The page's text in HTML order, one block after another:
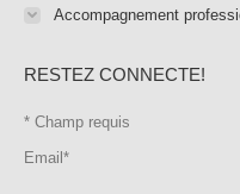
Accompagnement
RESTEZ CONNECTE!
* Champ requis
Email *